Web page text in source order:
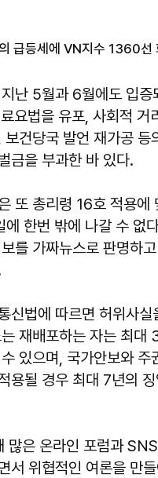
급등세에 VN지수 1360선
난 5월과 6월에도 입증
요법을 유포, 사회적 거
건당국 발언 재가공 등
금을 부과한 바 있다.
또 총리령 16호 적용에
에 한번 밖에 나갈 수 없
를 가짜뉴스로 판명하
신법에 따르면 허위사실
재배포하는 자는 최대
있으며, 국가안보와 주
용될 경우 최대 7년의
많은 온라인 포럼과
서 위협적인 여론을 만